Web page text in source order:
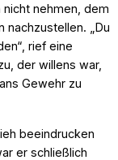
nehmen, dem
nachzustellen. „Du
rief eine
der willens war,
Gewehr zu
beeindrucken
er schließlich